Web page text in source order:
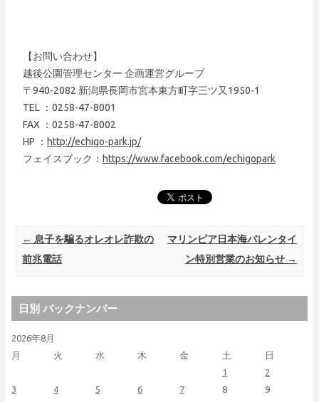
【お問い合わせ】
越後公園管理センター 企画運営グループ
〒940-2082 新潟県長岡市宮本東方町字三ツ又1950-1
TEL ：0258-47-8001
FAX ：0258-47-8002
HP ： http://echigo-park.jp/
フェイスブック： https://www.facebook.com/echigopark
Post navigation
← 息子を騙るオレオレ詐欺の
前兆電話
マリンピア日本海バレンタイ
ン特別営業のお知らせ →
日別 バックナンバー
2026年8月
月
火 水 木 金 土
日
1
2
3
4 5 6 7 8
9